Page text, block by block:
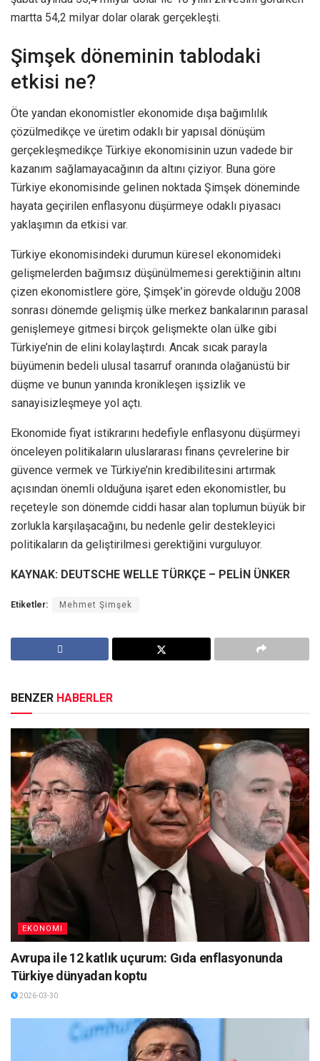
martta 54,2 milyar dolar olarak gerçekleşti.
Şimşek döneminin tablodaki
etkisi ne?
Öte yandan ekonomistler ekonomide dışa bağımlılık
çözülmedikçe ve üretim odaklı bir yapısal dönüşüm
gerçekleşmedikçe Türkiye ekonomisinin uzun vadede bir
kazanım sağlamayacağının da altını çiziyor. Buna göre
Türkiye ekonomisinde gelinen noktada Şimşek döneminde
hayata geçirilen enflasyonu düşürmeye odaklı piyasacı
yaklaşımın da etkisi var.
Türkiye ekonomisindeki durumun küresel ekonomideki
gelişmelerden bağımsız düşünülmemesi gerektiğinin altını
çizen ekonomistlere göre, Şimşek’in görevde olduğu 2008
sonrası dönemde gelişmiş ülke merkez bankalarının parasal
genişlemeye gitmesi birçok gelişmekte olan ülke gibi
Türkiye’nin de elini kolaylaştırdı. Ancak sıcak parayla
büyümenin bedeli ulusal tasarruf oranında olağanüstü bir
düşme ve bunun yanında kronikleşen işsizlik ve
sanayisizleşmeye yol açtı.
Ekonomide fiyat istikrarını hedefiyle enflasyonu düşürmeyi
önceleyen politikaların uluslararası finans çevrelerine bir
güvence vermek ve Türkiye’nin kredibilitesini artırmak
açısından önemli olduğuna işaret eden ekonomistler, bu
reçeteyle son dönemde ciddi hasar alan toplumun büyük bir
zorlukla karşılaşacağını, bu nedenle gelir destekleyici
politikaların da geliştirilmesi gerektiğini vurguluyor.
KAYNAK: DEUTSCHE WELLE TÜRKÇE – PELİN ÜNKER
Etiketler: Mehmet Şimşek
BENZER HABERLER
EKONOMI
Avrupa ile 12 katlık uçurum: Gıda enflasyonunda
Türkiye dünyadan koptu
2026-03-30